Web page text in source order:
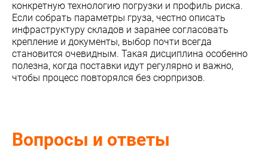
конкретную технологию погрузки и профиль риска.
Если собрать параметры груза, честно описать
инфраструктуру складов и заранее согласовать
крепление и документы, выбор почти всегда
становится очевидным. Такая дисциплина особенно
полезна, когда поставки идут регулярно и важно,
чтобы процесс повторялся без сюрпризов.
Вопросы и ответы